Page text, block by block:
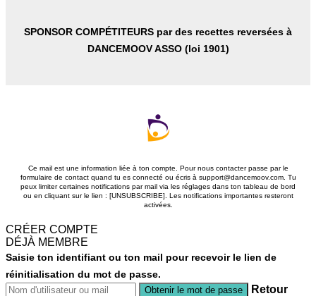
SPONSOR COMPÉTITEURS par des recettes reversées à
DANCEMOOV ASSO (loi 1901)
Ce mail est une information liée à ton compte. Pour nous contacter passe par le
formulaire de contact quand tu es connecté ou écris à support@dancemoov.com. Tu
peux limiter certaines notifications par mail via les réglages dans ton tableau de bord
ou en cliquant sur le lien : [UNSUBSCRIBE]. Les notifications importantes resteront
activées.
CRÉER COMPTE
DÉJÀ MEMBRE
Saisie ton identifiant ou ton mail pour recevoir le lien de
réinitialisation du mot de passe.
Retour